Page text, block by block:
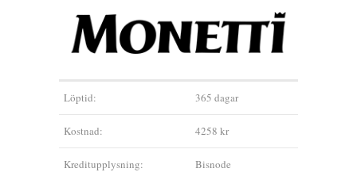
Löptid: 365 dagar
Kostnad: 4258 kr
Kreditupplysning: Bisnode